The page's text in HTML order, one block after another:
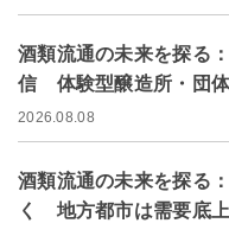
酒類流通の未来を探る
信 体験型醸造所・団
2026.08.08
酒類流通の未来を探る
く 地方都市は需要底